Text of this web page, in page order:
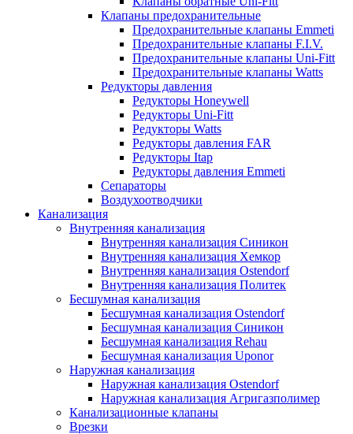
Клапаны предохранительные
Предохранительные клапаны Emmeti
Предохранительные клапаны F.I.V.
Предохранительные клапаны Uni-Fitt
Предохранительные клапаны Watts
Редукторы давления
Редукторы Honeywell
Редукторы Uni-Fitt
Редукторы Watts
Редукторы давления FAR
Редукторы Itap
Редукторы давления Emmeti
Сепараторы
Воздухоотводчики
Канализация
Внутренняя канализация
Внутренняя канализация Синикон
Внутренняя канализация Хемкор
Внутренняя канализация Ostendorf
Внутренняя канализация Политек
Бесшумная канализация
Бесшумная канализация Ostendorf
Бесшумная канализация Синикон
Бесшумная канализация Rehau
Бесшумная канализация Uponor
Наружная канализация
Наружная канализация Ostendorf
Наружная канализация Агригазполимер
Канализационные клапаны
Врезки